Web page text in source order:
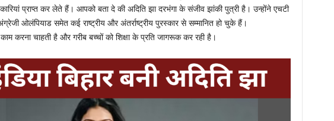
प्राप्त कर लेते हैं। आपको बता दे की अदिति झा दरभंगा के संजीव झांकी पुत्री है। उन्होंने एचटी
ओलंपियाड समेत कई राष्ट्रीय और अंतर्राष्ट्रीय पुरस्कार से सम्मानित हो चुके हैं।
करना चाहती है और गरीब बच्चों को शिक्षा के प्रति जागरूक कर रही है।